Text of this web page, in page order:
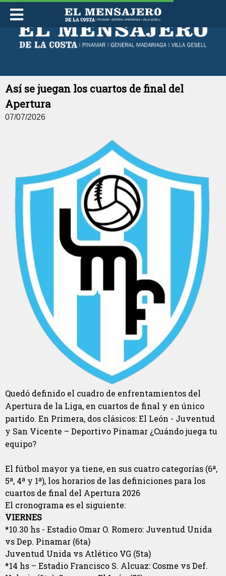
LUNES 10 DE AGOSTO DE 2026
Así se juegan los cuartos de final del
Apertura
07/07/2026
Quedó definido el cuadro de enfrentamientos del
Apertura de la Liga, en cuartos de final y en único
partido. En Primera, dos clásicos: El León - Juventud
y San Vicente – Deportivo Pinamar ¿Cuándo juega tu
equipo?
El fútbol mayor ya tiene, en sus cuatro categorías (6ª,
5ª, 4ª y 1ª), los horarios de las definiciones para los
cuartos de final del Apertura 2026
El cronograma es el siguiente:
VIERNES
*10.30 hs - Estadio Omar O. Romero: Juventud Unida
vs Dep. Pinamar (6ta)
Juventud Unida vs Atlético VG (5ta)
*14 hs – Estadio Francisco S. Alcuaz: Cosme vs Def.